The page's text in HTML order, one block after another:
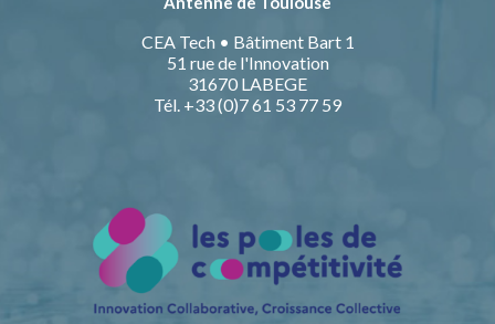
CEA Tech • Bâtiment Bart 1
51 rue de l'Innovation
31670 LABEGE
Tél. +33 (0)7 61 53 77 59